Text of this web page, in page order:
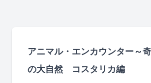
アニマル・エンカウンター～
の大自然 コスタリカ編